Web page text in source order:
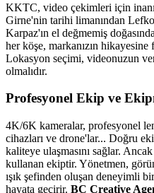
KKTC, video çekimleri için
Girne'nin tarihi limanından
Karpaz'ın el değmemiş
her köşe, markanızın
Lokasyon seçimi, videonuzun
olmalıdır.
Profesyonel Ekip ve
4K/6K kameralar, profesyonel
cihazları ve drone'lar... Doğru
kaliteye ulaşmasını sağlar.
kullanan ekiptir. Yönetmen,
ışık şefinden oluşan deneyimli
hayata geçirir. BC Creative